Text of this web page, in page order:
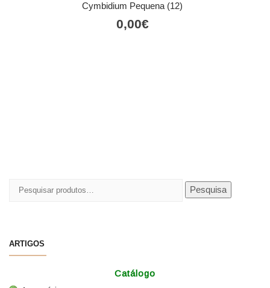
Cymbidium Pequena (12)
0,00€
Pesquisar
Pesquisa
ARTIGOS
Catálogo